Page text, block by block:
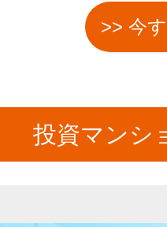
>> 今
投資マンシ